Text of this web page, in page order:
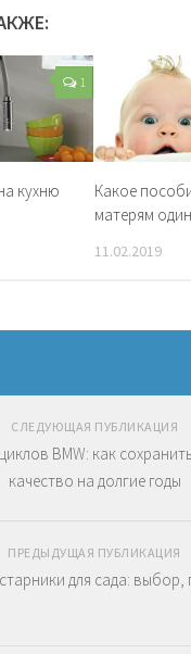
1
кухню
Какое
матерям
11.02.2019
СЛЕДУЮЩАЯ ПУБЛИКАЦИЯ
BMW: как
качество на долгие годы
ПРЕДЫДУЩАЯ ПУБЛИКАЦИЯ
для сада: выбор,